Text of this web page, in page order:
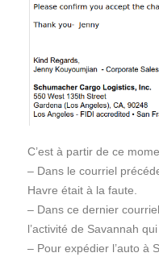
C’est à partir de ce
– Dans le courriel
Havre était à la faute.
– Dans ce dernier
l’activité de Savannah
– Pour expédier l’auto à